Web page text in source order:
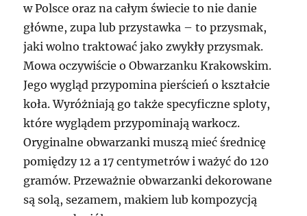
w Polsce oraz na całym świecie to nie danie
główne, zupa lub przystawka – to przysmak,
jaki wolno traktować jako zwykły przysmak.
Mowa oczywiście o Obwarzanku Krakowskim.
Jego wygląd przypomina pierścień o kształcie
koła. Wyróżniają go także specyficzne sploty,
które wyglądem przypominają warkocz.
Oryginalne obwarzanki muszą mieć średnicę
pomiędzy 12 a 17 centymetrów i ważyć do 120
gramów. Przeważnie obwarzanki dekorowane
są solą, sezamem, makiem lub kompozycją